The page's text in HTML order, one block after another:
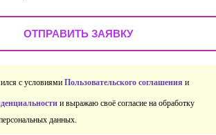
с условиями Пользовательского соглашения и
и выражаю своё согласие на обработку
данных.